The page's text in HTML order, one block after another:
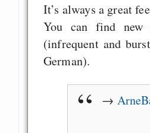
It’s always a great
You can find
(infrequent and
German).
→